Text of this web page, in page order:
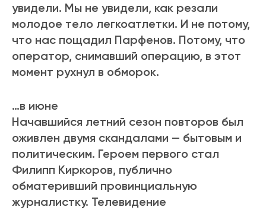
увидели. Мы не увидели, как резали
молодое тело легкоатлетки. И не потому,
что нас пощадил Парфенов. Потому, что
оператор, снимавший операцию, в этот
момент рухнул в обморок.
…в июне
Начавшийся летний сезон повторов был
оживлен двумя скандалами — бытовым и
политическим. Героем первого стал
Филипп Киркоров, публично
обматеривший провинциальную
журналистку. Телевидение